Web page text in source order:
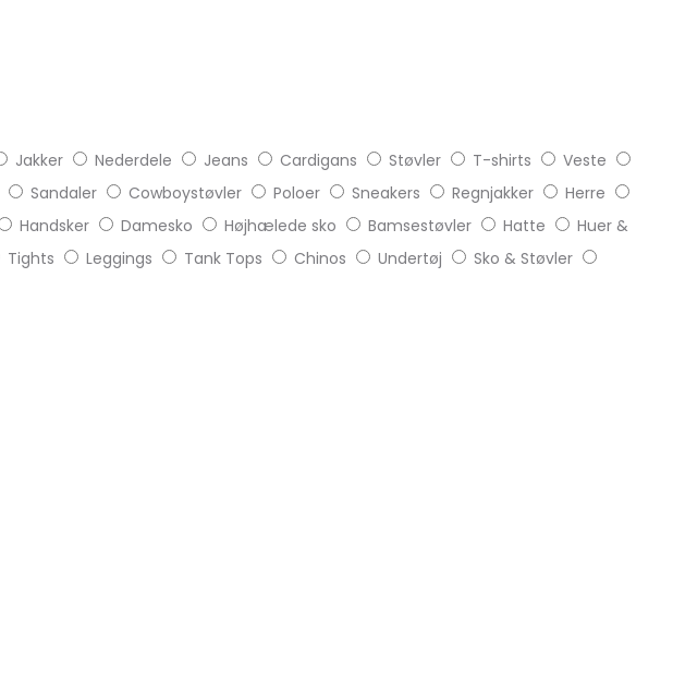
Jakker Nederdele Jeans Cardigans Støvler T-shirts
Veste
Sandaler Cowboystøvler Poloer Sneakers Regnjakker
Herre
Handsker Damesko Højhælede sko Bamsestøvler Hatte
Huer &
Tights Leggings Tank Tops Chinos Undertøj
Sko & Støvler